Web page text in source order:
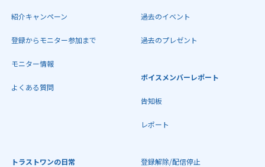
紹介キャンペーン
登録からモニター参加まで
モニター情報
よくある質問
過去のイベント
過去のプレゼント
ボイスメンバーレポート
告知板
レポート
トラストワンの日常 登録解除/配信停止